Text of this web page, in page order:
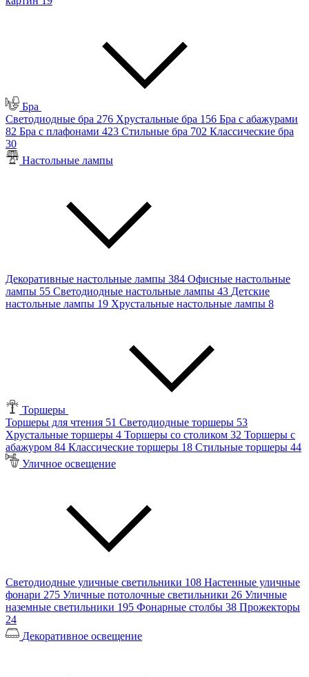
Бра
Светодиодные бра 276 Хрустальные бра 156 Бра с абажурами
82 Бра с плафонами 423 Стильные бра 702 Классические бра
30
Настольные лампы
Декоративные настольные лампы 384 Офисные настольные
лампы 55 Светодиодные настольные лампы 43 Детские
настольные лампы 19 Хрустальные настольные лампы 8
Торшеры
Торшеры для чтения 51 Светодиодные торшеры 53
Хрустальные торшеры 4 Торшеры со столиком 32 Торшеры с
абажуром 84 Классические торшеры 18 Стильные торшеры 44
Уличное освещение
Светодиодные уличные светильники 108 Настенные уличные
фонари 275 Уличные потолочные светильники 26 Уличные
наземные светильники 195 Фонарные столбы 38 Прожекторы
24
Декоративное освещение